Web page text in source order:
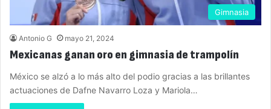
Gimnasia
Antonio G mayo 21, 2024
Mexicanas ganan oro en gimnasia de trampolín
México se alzó a lo más alto del podio gracias a las brillantes
actuaciones de Dafne Navarro Loza y Mariola…